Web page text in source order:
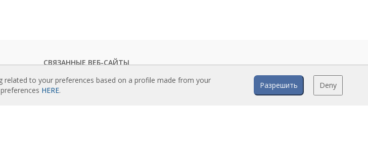
СВЯЗАННЫЕ ВЕБ-САЙТЫ
Rideaux d’air
Actuadores
to your preferences based on a profile made from your
HERE.
Разрешить Deny